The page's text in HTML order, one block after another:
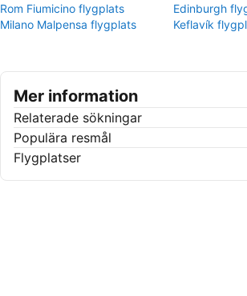
Rom Fiumicino flygplats
Edinburgh
Milano Malpensa flygplats
Keflavík
Mer information
Relaterade sökningar
Populära resmål
Flygplatser